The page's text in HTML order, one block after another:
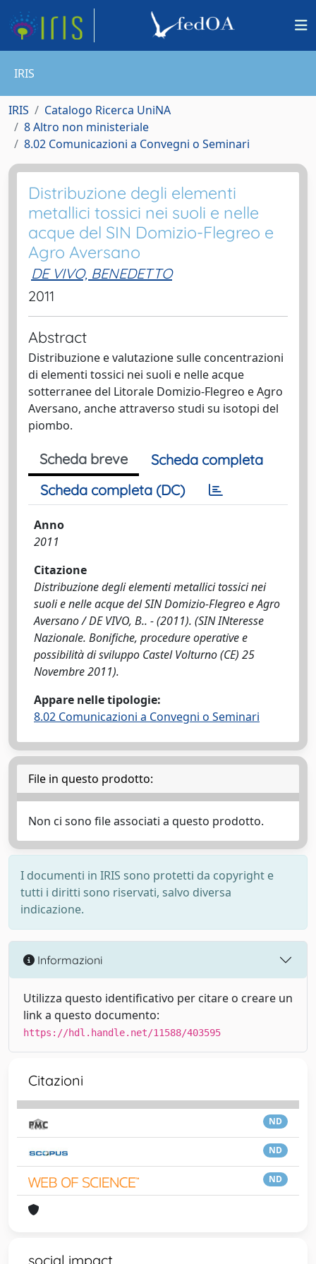
IRIS
IRIS
Catalogo Ricerca UniNA
8 Altro non ministeriale
8.02 Comunicazioni a Convegni o Seminari
Distribuzione degli elementi
metallici tossici nei suoli e nelle
acque del SIN Domizio-Flegreo e
Agro Aversano
DE VIVO, BENEDETTO
2011
Abstract
Distribuzione e valutazione sulle concentrazioni
di elementi tossici nei suoli e nelle acque
sotterranee del Litorale Domizio-Flegreo e Agro
Aversano, anche attraverso studi su isotopi del
piombo.
Scheda breve
Scheda completa
Scheda completa (DC)
Anno
2011
Citazione
Distribuzione degli elementi metallici tossici nei
suoli e nelle acque del SIN Domizio-Flegreo e Agro
Aversano / DE VIVO, B.. - (2011). (SIN INteresse
Nazionale. Bonifiche, procedure operative e
possibilità di sviluppo Castel Volturno (CE) 25
Novembre 2011).
Appare nelle tipologie:
8.02 Comunicazioni a Convegni o Seminari
File in questo prodotto:
Non ci sono file associati a questo prodotto.
I documenti in IRIS sono protetti da copyright e
tutti i diritti sono riservati, salvo diversa
indicazione.
Informazioni
Utilizza questo identificativo per citare o creare un
link a questo documento:
https://hdl.handle.net/11588/403595
Citazioni
ND
ND
ND
social impact